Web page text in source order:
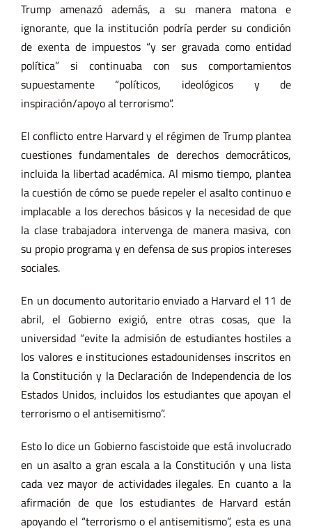
Trump amenazó además, a su manera matona e
ignorante, que la institución podría perder su condición
de exenta de impuestos “y ser gravada como entidad
política” si continuaba con sus comportamientos
supuestamente “políticos, ideológicos y de
inspiración/apoyo al terrorismo”.
El conflicto entre Harvard y el régimen de Trump plantea
cuestiones fundamentales de derechos democráticos,
incluida la libertad académica. Al mismo tiempo, plantea
la cuestión de cómo se puede repeler el asalto continuo e
implacable a los derechos básicos y la necesidad de que
la clase trabajadora intervenga de manera masiva, con
su propio programa y en defensa de sus propios intereses
sociales.
En un documento autoritario enviado a Harvard el 11 de
abril, el Gobierno exigió, entre otras cosas, que la
universidad “evite la admisión de estudiantes hostiles a
los valores e instituciones estadounidenses inscritos en
la Constitución y la Declaración de Independencia de los
Estados Unidos, incluidos los estudiantes que apoyan el
terrorismo o el antisemitismo”.
Esto lo dice un Gobierno fascistoide que está involucrado
en un asalto a gran escala a la Constitución y una lista
cada vez mayor de actividades ilegales. En cuanto a la
afirmación de que los estudiantes de Harvard están
apoyando el “terrorismo o el antisemitismo”, esta es una